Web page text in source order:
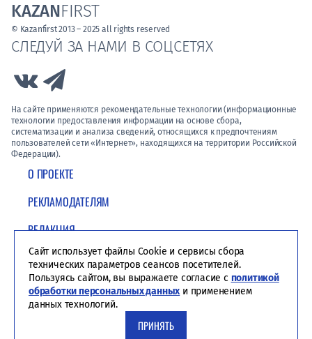
О ПРОЕКТЕ
РЕКЛАМОДАТЕЛЯМ
РЕДАКЦИЯ
ПОЛИТИКА КОНФИДЕНЦИАЛЬНОСТИ
СЛЕДУЙ ЗА НАМИ В СОЦСЕТЯХ
Link to Vk
На сайте применяются рекомендательные технологии (информационные
технологии предоставления информации на основе сбора,
систематизации и анализа сведений, относящихся к предпочтениям
пользователей сети «Интернет», находящихся на территории Российской
Федерации).
KAZANFIRST
© Kazanfirst 2013 – 2025 all rights reserved
Сайт использует файлы Cookie и сервисы сбора
технических параметров сеансов посетителей.
Пользуясь сайтом, вы выражаете согласие с политикой
обработки персональных данных и применением
данных технологий.
ПРИНЯТЬ